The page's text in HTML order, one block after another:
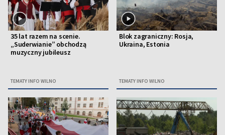
35 lat razem na scenie.
„Suderwianie” obchodzą
muzyczny jubileusz
TEMATY INFO WILNO
Blok zagraniczny: Rosja,
Ukraina, Estonia
TEMATY INFO WILNO